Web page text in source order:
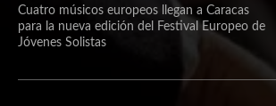
Cuatro músicos europeos llegan a Caracas
para la nueva edición del Festival Europeo de
Jóvenes Solistas